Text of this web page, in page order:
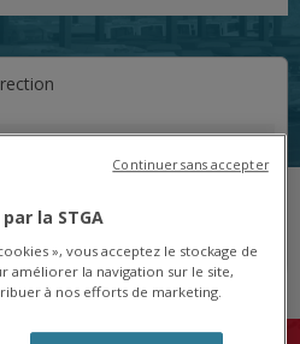
le jour sélectionné.
la STGA
», vous acceptez le stockage de
améliorer la navigation sur le site,
à nos efforts de marketing.
Continuer sans accepter